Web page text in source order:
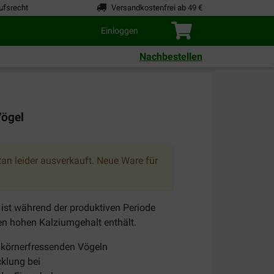
Versandkostenfrei ab 49 €
Einloggen
Nachbestellen
leider ausverkauft. Neue Ware für
ist während der produktiven Periode
hohen Kalziumgehalt enthält.
Vögeln
bei